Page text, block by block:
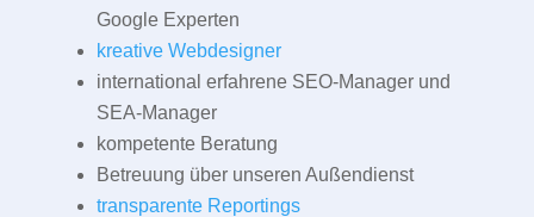
Google Experten
kreative Webdesigner
international erfahrene SEO-Manager und
SEA-Manager
kompetente Beratung
Betreuung über unseren Außendienst
transparente Reportings